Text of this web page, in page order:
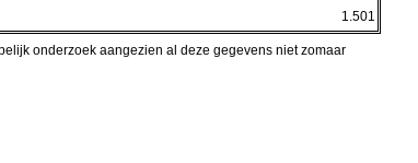
1.501
onderzoek aangezien al deze gegevens niet zomaar